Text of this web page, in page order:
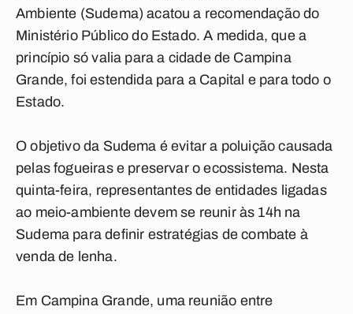
Ambiente (Sudema) acatou a recomendação do
Ministério Público do Estado. A medida, que a
princípio só valia para a cidade de Campina
Grande, foi estendida para a Capital e para todo o
Estado.
O objetivo da Sudema é evitar a poluição causada
pelas fogueiras e preservar o ecossistema. Nesta
quinta-feira, representantes de entidades ligadas
ao meio-ambiente devem se reunir às 14h na
Sudema para definir estratégias de combate à
venda de lenha.
Em Campina Grande, uma reunião entre